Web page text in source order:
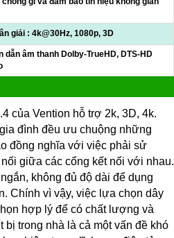
giải : 4k@30Hz, 1080p, 3D
dẫn âm thanh Dolby-TrueHD, DTS-HD
của Vention hỗ trợ 2k, 3D, 4k.
đình đều ưu chuộng những
đồng nghĩa với việc phải sử
giữa các cổng kết nối với nhau.
không đủ độ dài để dụng
Chính vì vậy, việc lựa chọn dây
hợp lý để có chất lượng và
trong nhà là cả một vấn đề khó